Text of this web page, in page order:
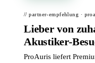
// partner-empfehlung ·
Lieber von
Akustiker-
ProAuris liefert